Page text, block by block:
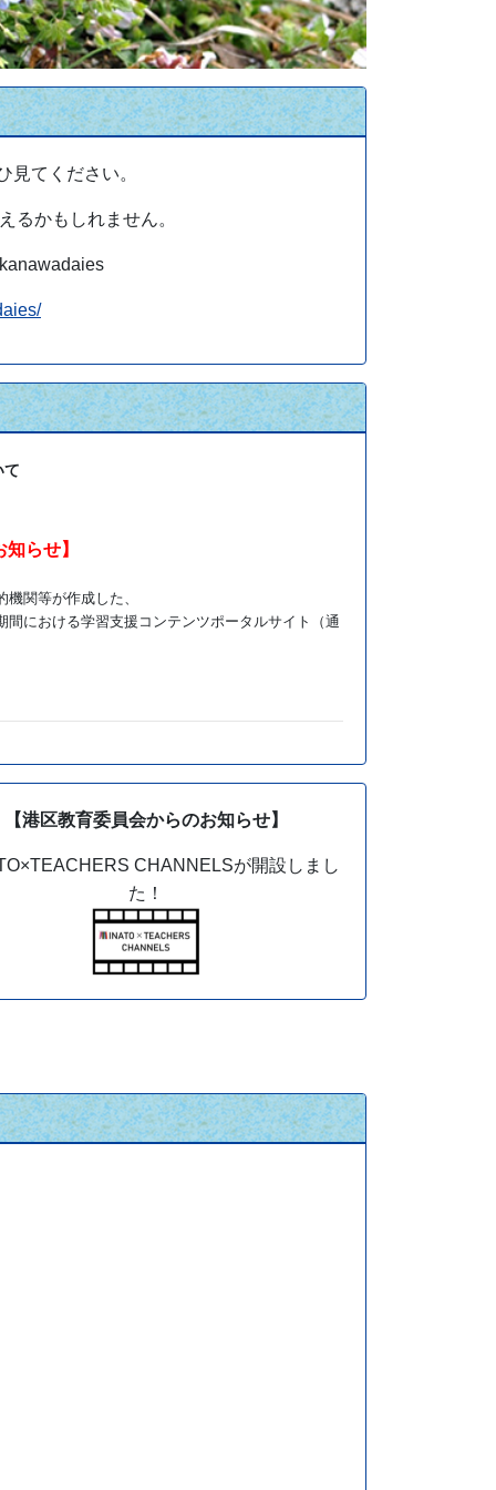
てください。
るかもしれません。
て
らせ】
関等が作成した、
における学習支援コンテンツポータルサイト（通
【港区教育委員会からのお知らせ】
CHANNELSが開設しまし
た！